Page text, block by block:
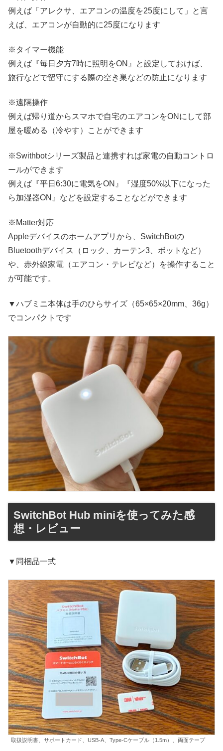
例えば「アレクサ、エアコンの温度を25度にして」と言
えば、エアコンが自動的に25度になります
※タイマー機能
例えば『毎日夕方7時に照明をON』と設定しておけば、
旅行などで留守にする際の空き巣などの防止になります
※遠隔操作
例えば帰り道からスマホで自宅のエアコンをONにして部
屋を暖める（冷やす）ことができます
※Swithbotシリーズ製品と連携すれば家電の自動コントロ
ールができます
例えば『平日6:30に電気をON』『湿度50%以下になった
ら加湿器ON』などを設定することなどができます
※Matter対応
Appleデバイスのホームアプリから、SwitchBotの
Bluetoothデバイス（ロック、カーテン3、ボットなど）
や、赤外線家電（エアコン・テレビなど）を操作すること
が可能です。
▼ハブミニ本体は手のひらサイズ（65×65×20mm、36g）
でコンパクトです
SwitchBot Hub miniを使ってみた感
想・レビュー
▼同梱品一式
取扱説明書、サポートカード、USB-A、Type-Cケーブル（1.5m）、両面テープ